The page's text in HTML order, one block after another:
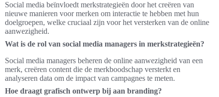
Social media beïnvloedt merkstrategieën door het creëren van
nieuwe manieren voor merken om interactie te hebben met hun
doelgroepen, welke cruciaal zijn voor het versterken van de online
aanwezigheid.
Wat is de rol van social media managers in merkstrategieën?
Social media managers beheren de online aanwezigheid van een
merk, creëren content die de merkboodschap versterkt en
analyseren data om de impact van campagnes te meten.
Hoe draagt grafisch ontwerp bij aan branding?